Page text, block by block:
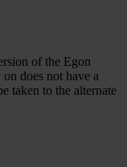
of the Egon
does not have a
taken to the alternate